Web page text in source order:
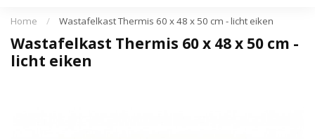
Home / Wastafelkast Thermis 60 x 48 x 50 cm - licht eiken
Wastafelkast Thermis 60 x 48 x 50 cm -
licht eiken